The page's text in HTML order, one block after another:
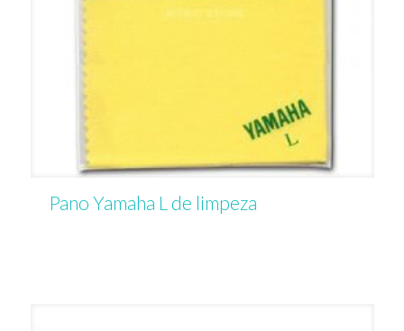
Pano Yamaha L de limpeza